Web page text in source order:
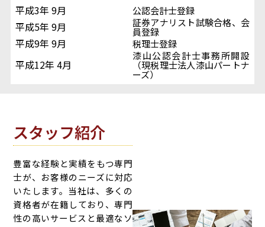
平成3年 9月 公認会計士登録
平成5年 9月 証券アナリスト試験合格、会
員登録
平成9年 9月 税理士登録
平成12年 4月
漆山公認会計士事務所開設
（現税理士法人漆山パートナ
ーズ）
スタッフ紹介
豊富な経験と実績をもつ専門
士が、お客様のニーズに対応
いたします。当社は、多くの
資格者が在籍しており、専門
性の高いサービスと最適なソ